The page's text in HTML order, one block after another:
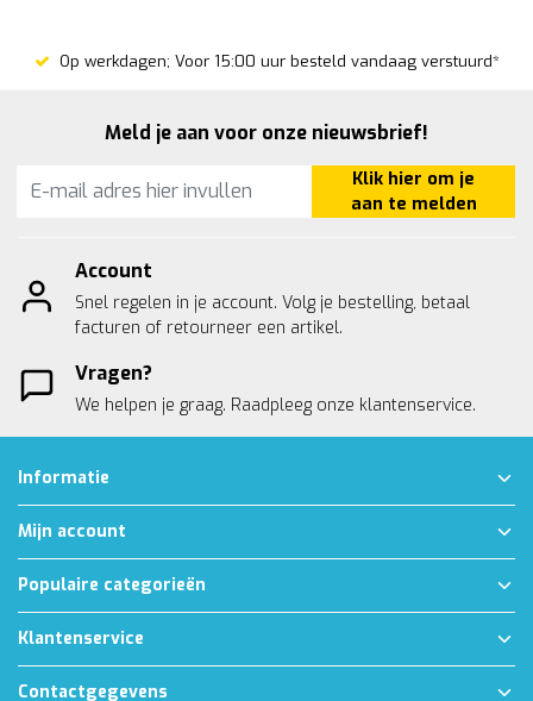
Op werkdagen; Voor 15:00 uur besteld vandaag verstuurd*
Meld je aan voor onze nieuwsbrief!
Klik hier om je
aan te melden
Account
Snel regelen in je account. Volg je bestelling, betaal
facturen of retourneer een artikel.
Vragen?
We helpen je graag. Raadpleeg onze klantenservice.
Informatie
Mijn account
Populaire categorieën
Klantenservice
Contactgegevens